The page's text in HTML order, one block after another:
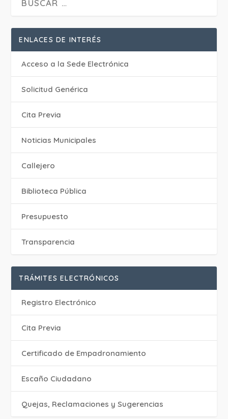
ENLACES DE INTERÉS
Acceso a la Sede Electrónica
Solicitud Genérica
Cita Previa
‎Noticias Municipales
Callejero
Biblioteca Pública
Presupuesto
Transparencia
TRÁMITES ELECTRÓNICOS
Registro Electrónico
Cita Previa
Certificado de Empadronamiento
Escaño Ciudadano
Quejas, Reclamaciones y Sugerencias